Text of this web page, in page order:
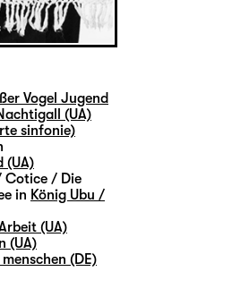
Vogel Jugend
(UA)
sinfonie)
(UA)
Cotice / Die
in König Ubu /
(UA)
(UA)
(DE)